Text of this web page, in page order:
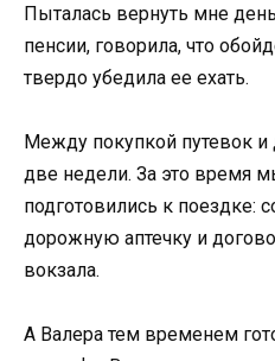
Пыталась вернуть мне
пенсии, говорила, что
твердо убедила ее ехать.
Между покупкой путевок
две недели. За это время
подготовились к поездке:
дорожную аптечку и
вокзала.
А Валера тем временем